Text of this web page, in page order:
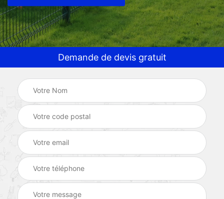
Demande de devis gratuit